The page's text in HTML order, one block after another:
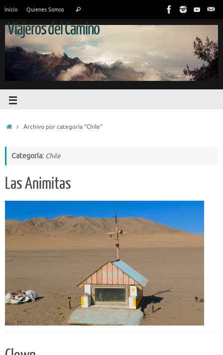
Inicio Quienes Somos
Viajeros del Camino
Archivo por categoría "Chile"
Categoría: Chile
Las Animitas